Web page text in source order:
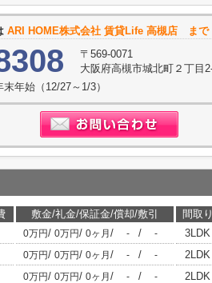
ARI HOME株式会社 賃貸Life 高槻店 まで
〒569-0071
大阪府高槻市城北町２丁目
年始（12/27～1/3）
敷金/礼金/保証金/償却/敷引 間取り
0万円/ 0万円/ 0ヶ月 / - / - 3LDK
0万円/ 0万円/ 0ヶ月 / - / - 2LDK
0万円/ 0万円/ 0ヶ月 / - / - 2LDK